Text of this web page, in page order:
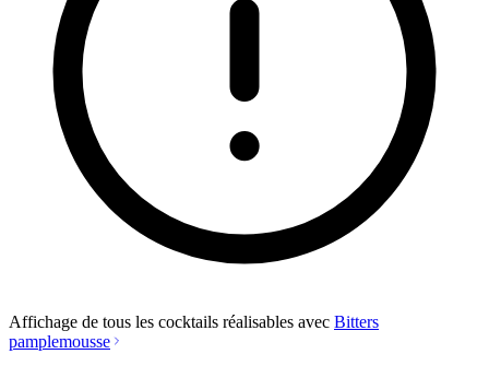
Affichage de tous les cocktails réalisables avec Bitters
pamplemousse